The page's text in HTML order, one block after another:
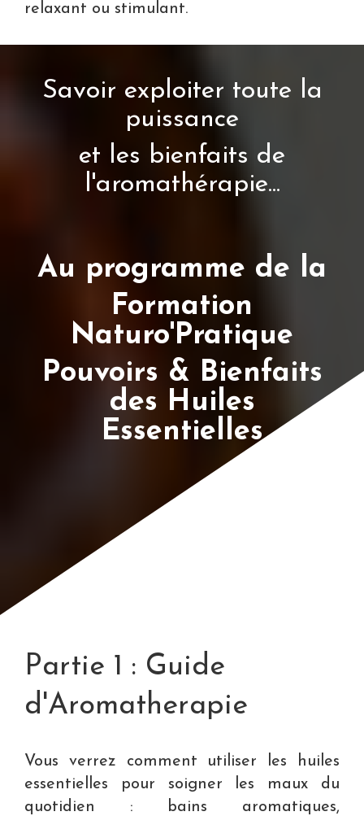
relaxant ou stimulant.
Savoir exploiter toute la
puissance
et les bienfaits de
l'aromathérapie...
Au programme de la
Formation
Naturo'Pratique
Pouvoirs & Bienfaits
des Huiles
Essentielles
Partie 1 : Guide
d'Aromatherapie
Vous verrez comment utiliser les huiles
essentielles pour soigner les maux du
quotidien : bains aromatiques,